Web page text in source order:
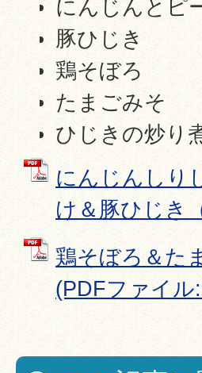
にんじんとピ
豚ひじき
鶏そぼろ
たまごみそ
ひじきの炒り
にんじんしり
け＆豚ひじき
鶏そぼろ＆た
(PDFファイル